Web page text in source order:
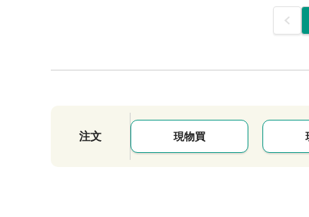
前
注文 現物買